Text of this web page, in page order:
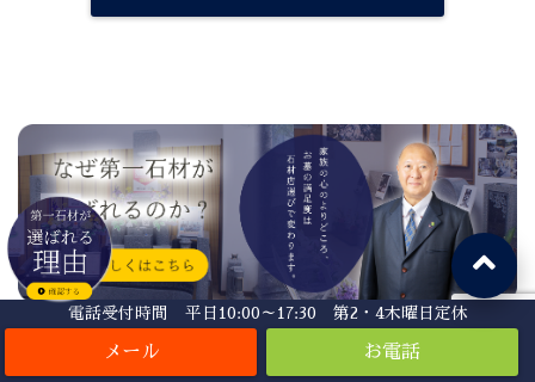
電話受付時間 平日10:00～17:30 第2・4木曜日定休